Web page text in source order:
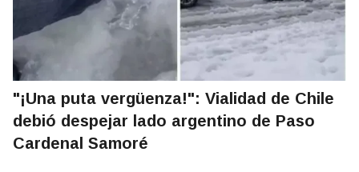
"¡Una puta vergüenza!": Vialidad de Chile
debió despejar lado argentino de Paso
Cardenal Samoré